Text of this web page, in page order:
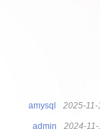
2025-11-
amysql
2024-11-
admin